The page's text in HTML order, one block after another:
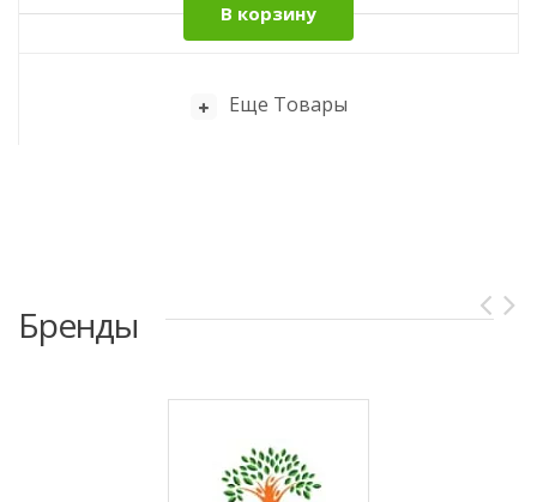
В корзину
Еще Товары
Бренды